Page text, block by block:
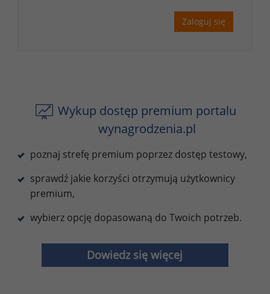
Zaloguj się
Wykup dostęp premium portalu
wynagrodzenia.pl
poznaj strefę premium poprzez dostęp testowy,
sprawdź jakie korzyści otrzymują użytkownicy
premium,
wybierz opcję dopasowaną do Twoich potrzeb.
Dowiedz się więcej